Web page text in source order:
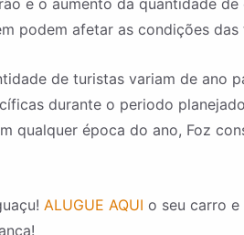
e o aumento da quantidade
podem afetar as condições
de turistas variam de
durante o periodo
qualquer época do ano, Foz
ALUGUE AQUI o seu carro